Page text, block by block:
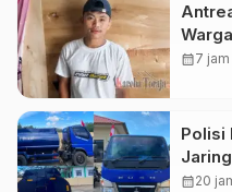
calendar_month7
Polisi
calendar_month20